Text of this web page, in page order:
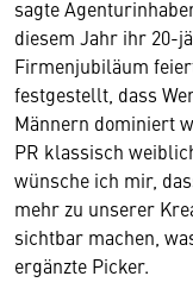
sagte
diesem Jahr ihr 20-
Firmenjubiläum
festgestellt, dass
Männern dominiert
PR klassisch
wünsche ich mir,
mehr zu unserer
sichtbar machen,
ergänzte Picker.